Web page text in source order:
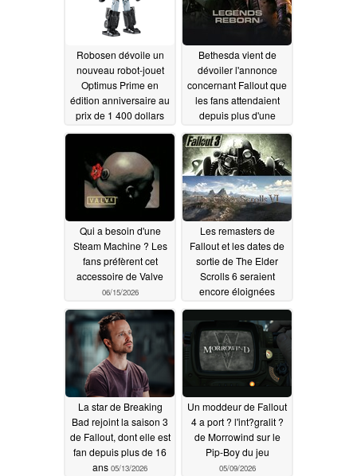
Robosen dévoile un
nouveau robot-jouet
Optimus Prime en
édition anniversaire au
prix de 1 400 dollars
07/27/2026
Bethesda vient de
dévoiler l'annonce
concernant Fallout que
les fans attendaient
depuis plus d'une
07/18/2026
Qui a besoin d'une
Steam Machine ? Les
fans préfèrent cet
accessoire de Valve
06/15/2026
Les remasters de
Fallout et les dates de
sortie de The Elder
Scrolls 6 seraient
encore éloignées
05/24/2026
La star de Breaking
Bad rejoint la saison 3
de Fallout, dont elle est
fan depuis plus de 16
ans 05/13/2026
Un moddeur de Fallout
4 a port ? l'int?gralit ?
de Morrowind sur le
Pip-Boy du jeu
05/09/2026